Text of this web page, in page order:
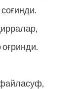
оғринди.